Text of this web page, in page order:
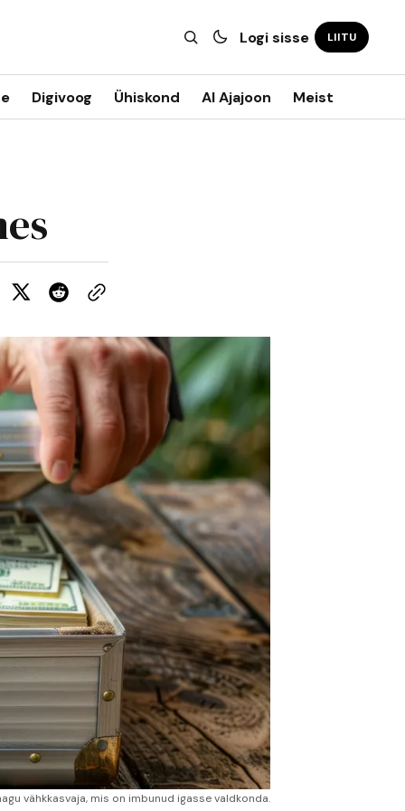
Logi sisse LIITU
Digivoog Ühiskond AI Ajajoon Meist
vähkkasvaja, mis on imbunud igasse valdkonda.